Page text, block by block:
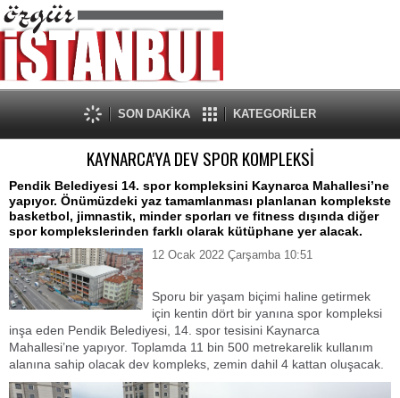
SON DAKİKA KATEGORİLER
KAYNARCA'YA DEV SPOR KOMPLEKSİ
Pendik Belediyesi 14. spor kompleksini Kaynarca Mahallesi’ne
yapıyor. Önümüzdeki yaz tamamlanması planlanan komplekste
basketbol, jimnastik, minder sporları ve fitness dışında diğer
spor komplekslerinden farklı olarak kütüphane yer alacak.
12 Ocak 2022 Çarşamba 10:51
Sporu bir yaşam biçimi haline getirmek
için kentin dört bir yanına spor kompleksi
inşa eden Pendik Belediyesi, 14. spor tesisini Kaynarca
Mahallesi’ne yapıyor. Toplamda 11 bin 500 metrekarelik kullanım
alanına sahip olacak dev kompleks, zemin dahil 4 kattan oluşacak.